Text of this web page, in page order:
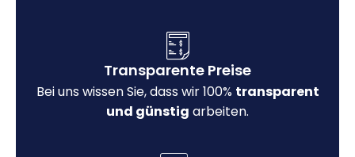
Transparente Preise
Bei uns wissen Sie, dass wir 100% transparent
und günstig arbeiten.